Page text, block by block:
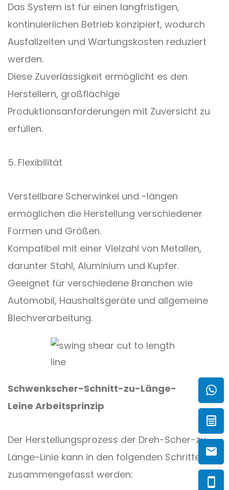
Das System ist für einen langfristigen,
kontinuierlichen Betrieb konzipiert, wodurch
Ausfallzeiten und Wartungskosten reduziert
werden.
Diese Zuverlässigkeit ermöglicht es den
Herstellern, großflächige
Produktionsanforderungen mit Zuversicht zu
erfüllen.
5. Flexibilität
Verstellbare Scherwinkel und -längen
ermöglichen die Herstellung verschiedener
Formen und Größen.
Kompatibel mit einer Vielzahl von Metallen,
darunter Stahl, Aluminium und Kupfer.
Geeignet für verschiedene Branchen wie
Automobil, Haushaltsgeräte und allgemeine
Blechverarbeitung.
Schwenkscher-Schnitt-zu-Länge-
Leine Arbeitsprinzip
Der Herstellungsprozess der Dreh-Scher-zu-
Länge-Linie kann in den folgenden Schritten
zusammengefasst werden: